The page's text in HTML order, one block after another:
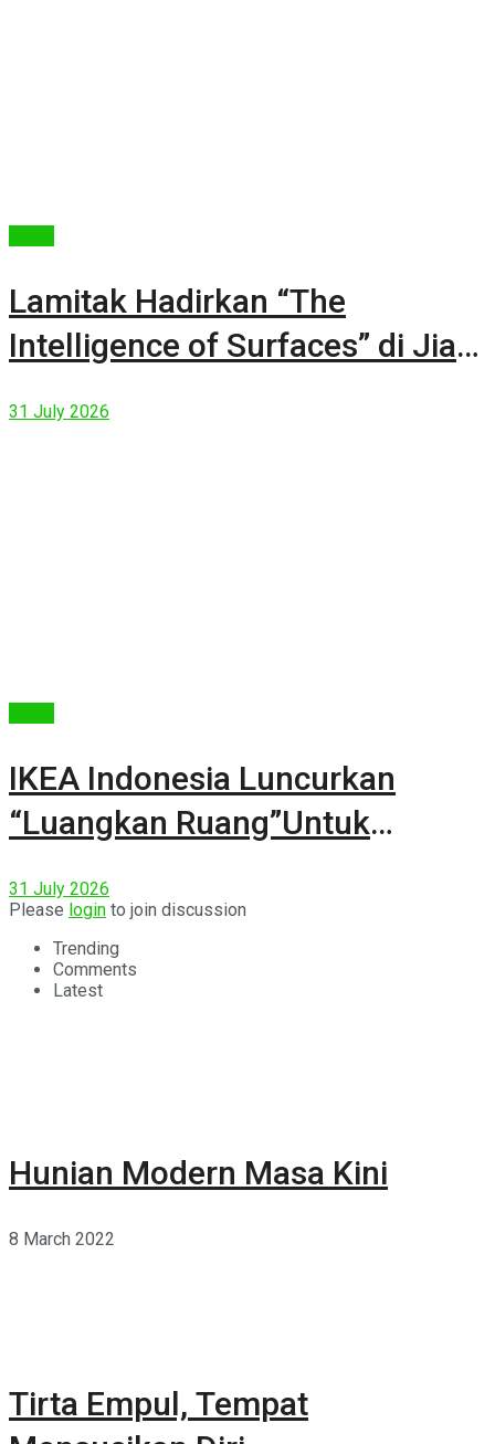
Lamitak Hadirkan “The
Intelligence of Surfaces” di Jia
31 July 2026
IKEA Indonesia Luncurkan
“Luangkan Ruang”Untuk
31 July 2026
Please login to join discussion
Trending
Comments
Latest
Hunian Modern Masa Kini
8 March 2022
Tirta Empul, Tempat